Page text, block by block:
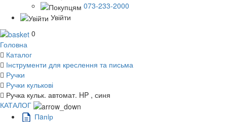
073-233-2000
Увійти
0
Головна
Каталог
Інструменти для креслення та письма
Ручки
Ручки кулькові
Ручка кульк. автомат. HP , синя
КАТАЛОГ
Пaпiр